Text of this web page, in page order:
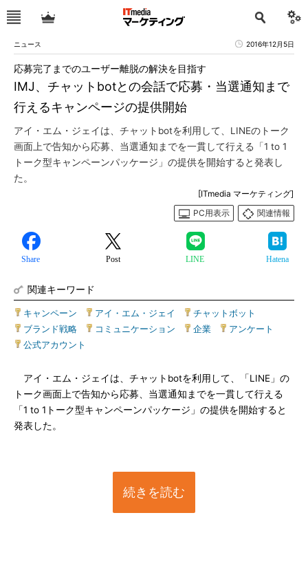
ニュース 2016年12月5日
IMJ、チャットbotとの会話で応募・当選通知まで
行えるキャンページの提供開始
応募完了までのユーザー離脱の解決を目指す
アイ・エム・ジェイは、チャットbotを利用して、LINEのトーク
画面上で告知から応募、当選通知までを一貫して行える「1 to 1
トーク型キャンペーンパッケージ」の提供を開始すると発表し
た。
[ITmedia マーケティング]
PC用表示
関連情報
Share Post LINE Hatena
関連キーワード
キャンペーン アイ・エム・ジェイ チャットボット
ブランド戦略
コミュニケーション 企業 アンケート
公式アカウント
アイ・エム・ジェイは、チャットbotを利用して、「LINE」の
トーク画面上で告知から応募、当選通知までを一貫して行える
「1 to 1トーク型キャンペーンパッケージ」の提供を開始すると
発表した。
続きを読む